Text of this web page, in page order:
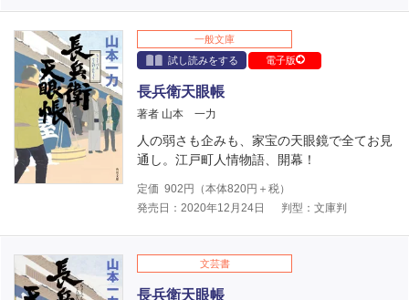
一般文庫
試し読みをする
電子版
長兵衛天眼帳
著者 山本 一力
人の弱さも企みも、家宝の天眼鏡で全てお見
通し。江戸町人情物語、開幕！
定価 902 円（本体820円＋税）
発売日：2020年12月24日
判型：文庫判
文芸書
長兵衛天眼帳